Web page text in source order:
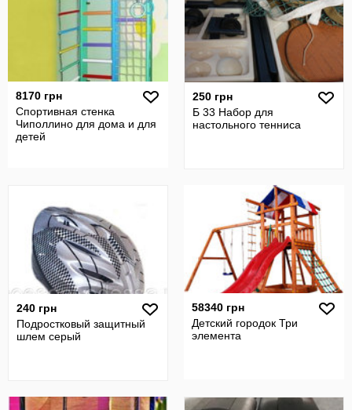
8170 грн
Спортивная стенка
Чиполлино для дома и для
детей
250 грн
Б 33 Набор для
настольного тенниса
240 грн
Подростковый защитный
шлем серый
58340 грн
Детский городок Три
элемента